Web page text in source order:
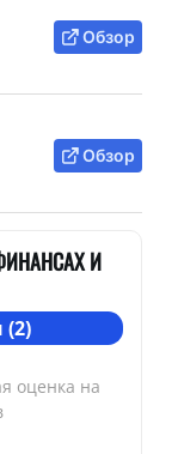
Обзор
Обзор
И
оценка на